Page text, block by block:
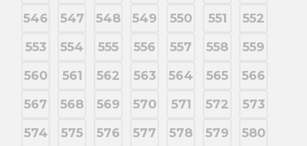
546
547 548 549 550 551
552
553
554 555 556 557 558
559
560
561 562 563 564 565
566
567
568 569 570 571 572
573
574
575 576 577 578 579
580